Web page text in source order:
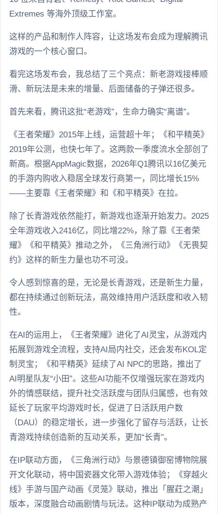
Extremes 等海外顶级工作室。
这样的产品和制作人阵容，让这场发布会成为理解腾讯
游戏的一个核心窗口。
看完这场发布会，我总结了三个亮点：新老游戏接棒顺
滑、新玩法是未来的增量、后面储备的子弹还很多。
首先来看，腾讯这批“老游戏”，生命力确实“离谱”。
《王者荣耀》2015年上线，运营超十年；《和平精英》
2019年公测，也快七年了。这两款一季度流水全部创了
新高。根据AppMagic数据，2026年Q1腾讯以16亿美元
的手游内购收入稳居全球发行商第一，同比增长15%
——主要靠《王者荣耀》和《和平精英》在拉。
除了长青游戏依然能打，新游戏也逐渐开始发力。2025
全年游戏收入2416亿，同比增22%，除了靠《王者荣
耀》《和平精英》推动之外，《三角洲行动》《无畏契
约》这样的新生力量也功不可没。
令人感到惊喜的是，无论是长青游戏，还是新生力量，
都在持续通过创新玩法，高效维持用户活跃度和收入韧
性。
在AI的运用上，《王者荣耀》进化了AI灵宝，从游戏内
拓展到游戏全流程，支持AI局内社交，还会发布KOL定
制灵宝；《和平精英》延续了AI NPC的思路，推出了
AI明星队友“小田”。这些AI功能不仅增强玩家在游戏内
外的情感联结，提升社交活跃度与团队归属感，也有效
延长了玩家平均游戏时长，促进了日活跃用户数
（DAU）的稳定增长，进一步强化了留存与活跃，让长
青游戏持续创造新的互动关系，更加“长青”。
在IP联动方面，《三角洲行动》与景德镇御窑博物院展
开文化联动，将中国瓷器文化带入游戏体验；《穿越火
线》手游与国产动画《灵笼》联动，推出「腥荭之潮」
版本，深度融合动画剧情与玩法。这种IP联动为成熟产